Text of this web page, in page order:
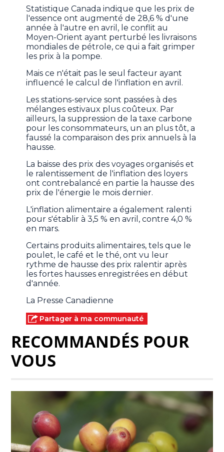
Statistique Canada indique que les prix de
l'essence ont augmenté de 28,6 % d'une
année à l'autre en avril, le conflit au
Moyen-Orient ayant perturbé les livraisons
mondiales de pétrole, ce qui a fait grimper
les prix à la pompe.
Mais ce n'était pas le seul facteur ayant
influencé le calcul de l'inflation en avril.
Les stations-service sont passées à des
mélanges estivaux plus coûteux. Par
ailleurs, la suppression de la taxe carbone
pour les consommateurs, un an plus tôt, a
faussé la comparaison des prix annuels à la
hausse.
La baisse des prix des voyages organisés et
le ralentissement de l'inflation des loyers
ont contrebalancé en partie la hausse des
prix de l'énergie le mois dernier.
L'inflation alimentaire a également ralenti
pour s'établir à 3,5 % en avril, contre 4,0 %
en mars.
Certains produits alimentaires, tels que le
poulet, le café et le thé, ont vu leur
rythme de hausse des prix ralentir après
les fortes hausses enregistrées en début
d'année.
La Presse Canadienne
Partager à ma communauté
RECOMMANDÉS POUR
VOUS